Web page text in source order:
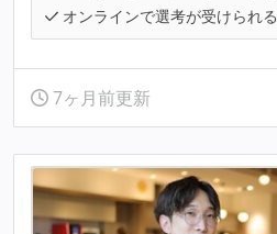
オンラインで選考が受けられる
7ヶ月前更新